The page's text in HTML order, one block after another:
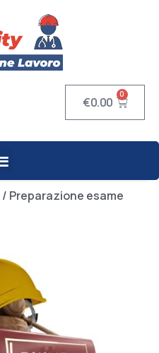
€0.00
0
/ Preparazione esame